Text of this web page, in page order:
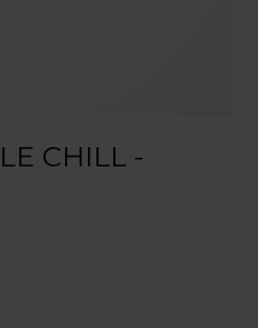
CHILL -